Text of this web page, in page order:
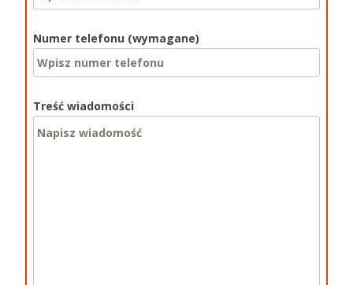
Numer telefonu (wymagane)
Treść wiadomości